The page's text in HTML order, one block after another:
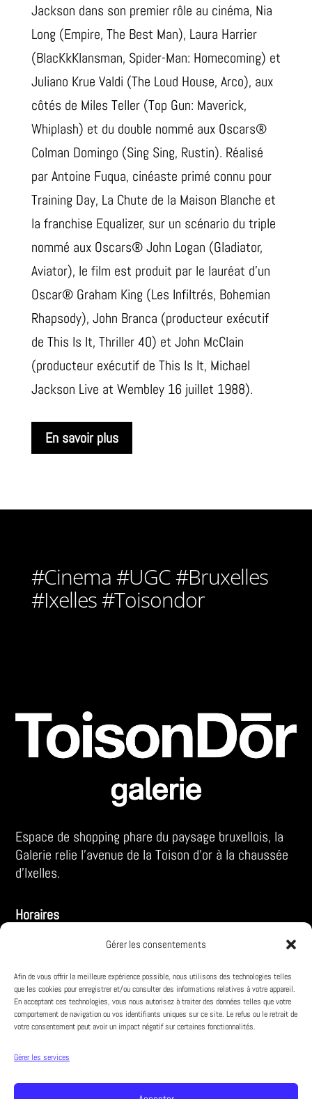
Gérer les consentements
Afin de vous offrir la meilleure expérience possible, nous utilisons des technologies telles
que les cookies pour enregistrer et/ou consulter des informations relatives à votre appareil.
En acceptant ces technologies, vous nous autorisez à traiter des données telles que votre
comportement de navigation ou vos identifiants uniques sur ce site. Le refus ou le retrait de
votre consentement peut avoir un impact négatif sur certaines fonctionnalités.
Gérer les services
Jackson dans son premier rôle au cinéma, Nia
Long (Empire, The Best Man), Laura Harrier
(BlacKkKlansman, Spider-Man: Homecoming) et
Juliano Krue Valdi (The Loud House, Arco), aux
côtés de Miles Teller (Top Gun: Maverick,
Whiplash) et du double nommé aux Oscars®
Colman Domingo (Sing Sing, Rustin). Réalisé
par Antoine Fuqua, cinéaste primé connu pour
Training Day, La Chute de la Maison Blanche et
la franchise Equalizer, sur un scénario du triple
nommé aux Oscars® John Logan (Gladiator,
Aviator), le film est produit par le lauréat d’un
Oscar® Graham King (Les Infiltrés, Bohemian
Rhapsody), John Branca (producteur exécutif
de This Is It, Thriller 40) et John McClain
(producteur exécutif de This Is It, Michael
Jackson Live at Wembley 16 juillet 1988).
En savoir plus
#Cinema #UGC #Bruxelles
#Ixelles #Toisondor
Espace de shopping phare du paysage bruxellois, la
Galerie relie l’avenue de la Toison d’or à la chaussée
d’Ixelles.
Horaires
VE :10:00 – 19:00
Infos pratiques
À propos